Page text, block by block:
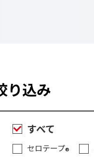
り込み
すべて
セロテープ®